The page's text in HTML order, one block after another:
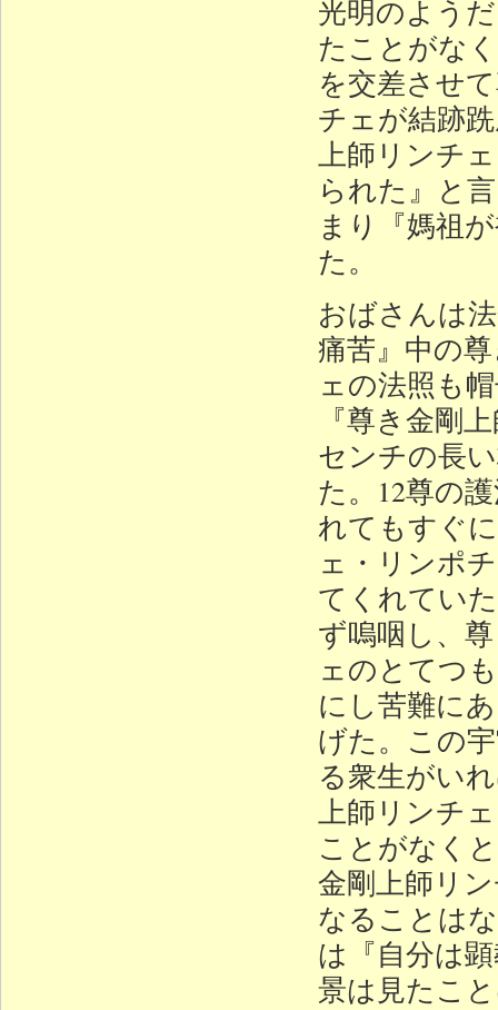
光明のよう
たことがな
を交差させ
チェが結跡
上師リンチ
られた』と
まり『媽祖
た。
おばさんは
痛苦』中の
ェの法照も
『尊き金剛
センチの長
た。12尊の
れてもすぐ
ェ・リンポ
てくれてい
ず嗚咽し、
ェのとてつ
にし苦難に
げた。この
る衆生がい
上師リンチ
ことがなく
金剛上師リ
なることは
は『自分は
景は見たこ